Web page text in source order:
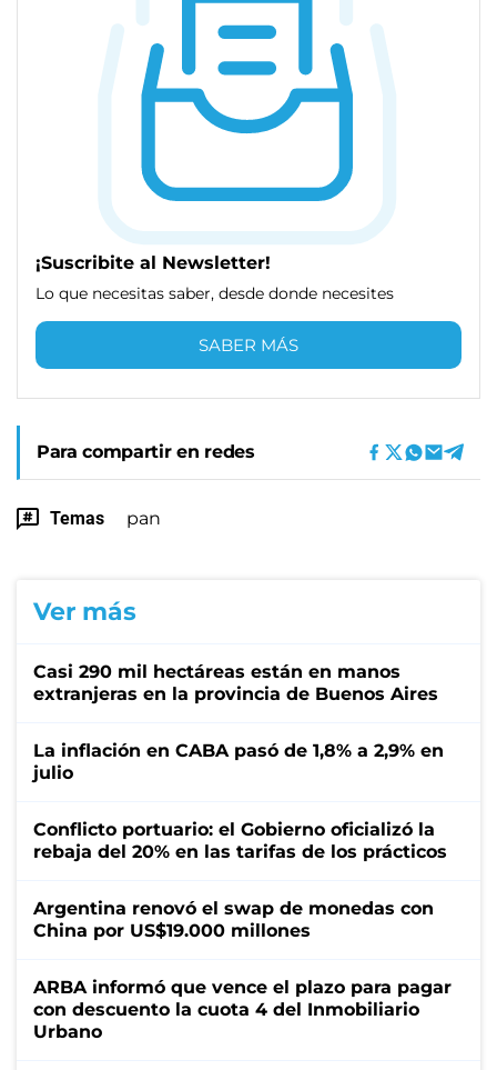
¡Suscribite al Newsletter!
Lo que necesitas saber, desde donde necesites
SABER MÁS
Para compartir en redes
Temas pan
Ver más
Casi 290 mil hectáreas están en manos
extranjeras en la provincia de Buenos Aires
La inflación en CABA pasó de 1,8% a 2,9% en
julio
Conflicto portuario: el Gobierno oficializó la
rebaja del 20% en las tarifas de los prácticos
Argentina renovó el swap de monedas con
China por US$19.000 millones
ARBA informó que vence el plazo para pagar
con descuento la cuota 4 del Inmobiliario
Urbano